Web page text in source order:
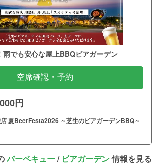
雨でも安心な屋上BBQビアガーデン
空席確認・予約
円
夏BeerFesta2026 ～芝生のビアガーデンBBQ～
バーベキュー/ ビアガーデン情報を見る